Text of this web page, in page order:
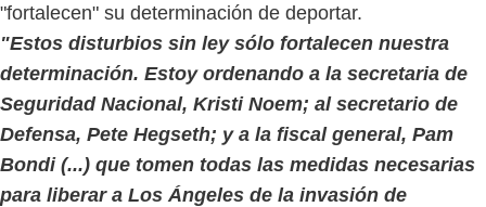
"fortalecen" su determinación de deportar.
"Estos disturbios sin ley sólo fortalecen nuestra
determinación. Estoy ordenando a la secretaria de
Seguridad Nacional, Kristi Noem; al secretario de
Defensa, Pete Hegseth; y a la fiscal general, Pam
Bondi (...) que tomen todas las medidas necesarias
para liberar a Los Ángeles de la invasión de